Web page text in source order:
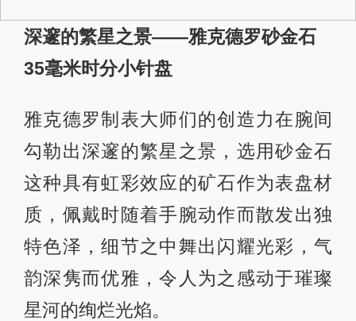
深邃的繁星之景——雅克德罗砂金石
35毫米时分小针盘
雅克德罗制表大师们的创造力在腕间
勾勒出深邃的繁星之景，选用砂金石
这种具有虹彩效应的矿石作为表盘材
质，佩戴时随着手腕动作而散发出独
特色泽，细节之中舞出闪耀光彩，气
韵深隽而优雅，令人为之感动于璀璨
星河的绚烂光焰。